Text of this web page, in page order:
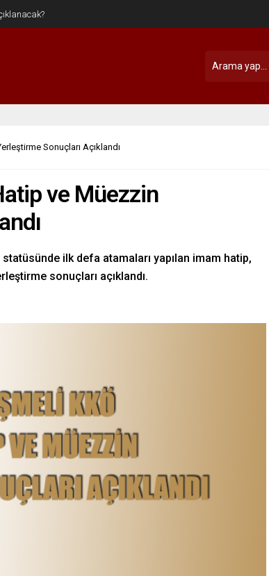
Sonuçları Açıklandı
ve Müezzin
ilk defa atamaları yapılan imam hatip,
sonuçları açıklandı.